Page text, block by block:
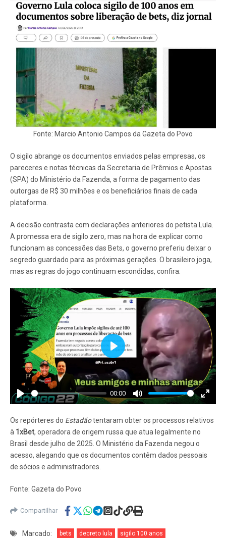
Fonte: Marcio Antonio Campos da Gazeta do Povo
O sigilo abrange os documentos enviados pelas empresas, os
pareceres e notas técnicas da Secretaria de Prêmios e Apostas
(SPA) do Ministério da Fazenda, a forma de pagamento das
outorgas de R$ 30 milhões e os beneficiários finais de cada
plataforma.
A decisão contrasta com declarações anteriores do petista Lula.
A promessa era de sigilo zero, mas na hora de explicar como
funcionam as concessões das Bets, o governo preferiu deixar o
segredo guardado para as próximas gerações. O brasileiro joga,
mas as regras do jogo continuam escondidas, confira:
Play
00:00
Mute
Enter
Play
Os repórteres do Estadãotentaram obter os processos relativos
à 1xBet, operadora de origem russa que atua legalmente no
Brasil desde julho de 2025. O Ministério da Fazenda negou o
acesso, alegando que os documentos contêm dados pessoais
de sócios e administradores.
Fonte: Gazeta do Povo
Compartilhar
Marcado: bets decreto lula sigilo 100 anos